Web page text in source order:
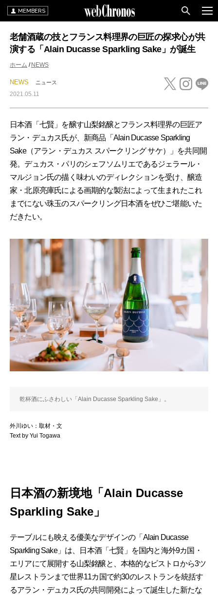
MEMBERS
老舗酒蔵の技とフランス料理界の巨匠の探求心が共
演する「Alain Ducasse Sparkling Sake」が誕生
ホーム NEWS
NEWS ニュース
2021.05.11
日本酒「七賢」を醸す山梨銘醸とフランス料理界の巨匠ア
ラン・デュカス氏が、新商品「Alain Ducasse Sparkling
Sake（アラン・デュカス スパークリング サケ）」を共同開
発。デュカス・パリのシェフソムリエであるジェラール・
マルジョン氏の描く味わいのディレクションを受け、醸造
家・北原亮庫氏による画期的な製法によって生まれたこれ
までにない珠玉のスパークリング日本酒をぜひご堪能いた
だきたい。
乾杯酒にふさわしい「Alain Ducasse Sparkling Sake」。
外川ゆい：取材・文
Text by Yui Togawa
日本酒の新境地「Alain Ducasse
Sparkling Sake」
テーブルにも映える優美なデザインの「Alain Ducasse
Sparkling Sake」は、日本酒「七賢」を国内と海外9カ国・
エリアにて展開する山梨銘醸と、本格的なビストロから3ツ
星レストランまで世界11カ国で約30のレストランを統括す
るアラン・デュカス氏の共同開発によって誕生した新たな